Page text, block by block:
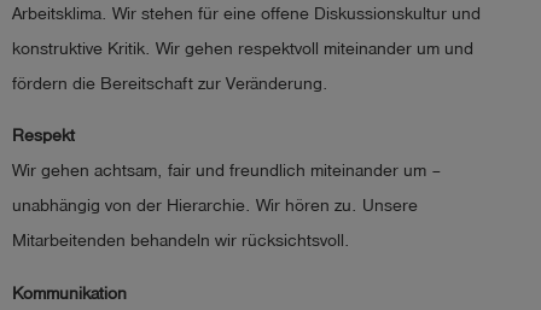
shieldRegistrierung
Arbeitsklima. Wir stehen für eine offene Diskussionskultur und
konstruktive Kritik. Wir gehen respektvoll miteinander um und
fördern die Bereitschaft zur Veränderung.
Respekt
Wir gehen achtsam, fair und freundlich miteinander um –
unabhängig von der Hierarchie. Wir hören zu. Unsere
Mitarbeitenden behandeln wir rücksichtsvoll.
Kommunikation